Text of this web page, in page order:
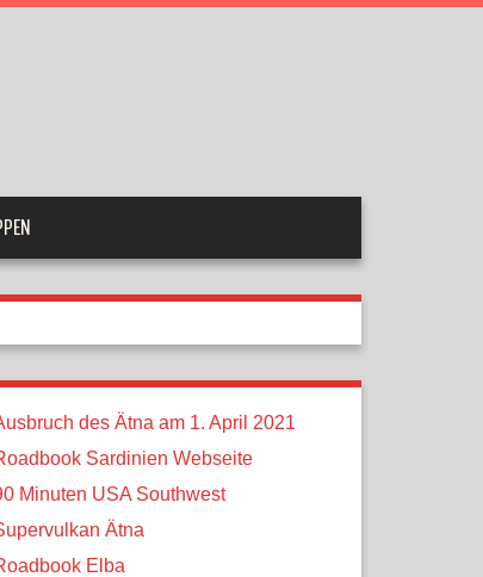
des Ätna am 1. April 2021
Sardinien Webseite
Minuten USA Southwest
Ätna
Elba